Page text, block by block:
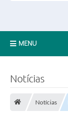
MENU
Notícias
Notícias